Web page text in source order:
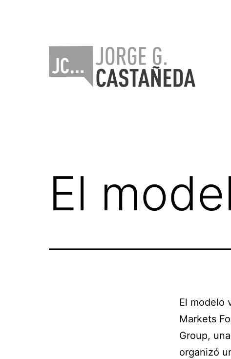
El
El modelo
Markets
Group,
organizó